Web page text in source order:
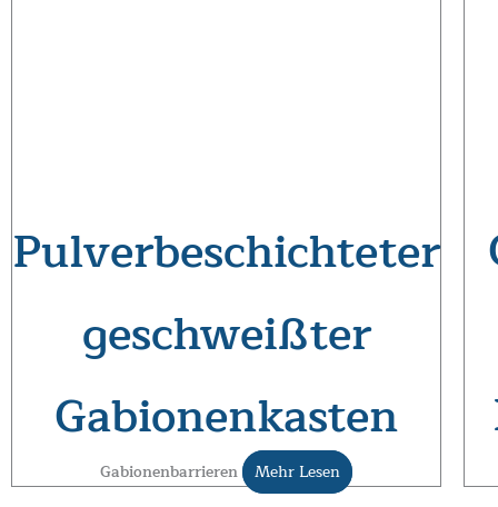
Pulverbeschichteter
geschweißter
Gabionenkasten
Gabionenbarrieren Mehr Lesen